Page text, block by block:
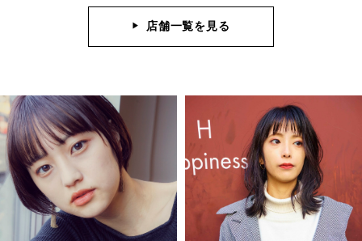
店舗一覧を見る